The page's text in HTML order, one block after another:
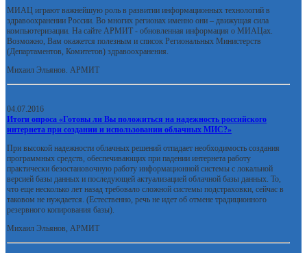
МИАЦ играют важнейшую роль в развитии информационных технологий в
здравоохранении России. Во многих регионах именно они – движущая сила
компьютеризации. На сайте АРМИТ - обновленная информация о МИАЦах.
Возможно, Вам окажется полезным и список Региональных Министерств
(Департаментов, Комитетов) здравоохранения.
Михаил Эльянов. АРМИТ
04.07.2016
Итоги опроса «Готовы ли Вы положиться на надежность российского
интернета при создании и использовании облачных МИС?»
При высокой надежности облачных решений отпадает необходимость создания
программных средств, обеспечивающих при падении интернета работу
практически безостановочную работу информационной системы с локальной
версией базы данных и последующей актуализацией облачной базы данных. То,
что еще несколько лет назад требовало сложной системы подстраховки, сейчас в
таковом не нуждается. (Естественно, речь не идет об отмене традиционного
резервного копирования базы).
Михаил Эльянов, АРМИТ